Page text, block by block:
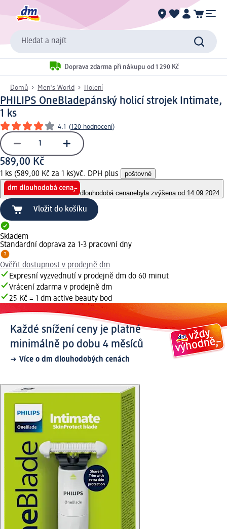
Hledat a najít
Doprava zdarma při nákupu od 1 290 Kč
Domů Men's World Holení
PHILIPS OneBladepánský holicí strojek Intimate,
1 ks
4.1 (120 hodnocení)
589,00 Kč
1 ks (589,00 Kč za 1 ks)vč. DPH plus poštovné
dlouhodobá cenanebyla zvýšena od 14.09.2024
Vložit do košíku
Skladem
Standardní doprava za 1-3 pracovní dny
Ověřit dostupnost v prodejně dm
Expresní vyzvednutí v prodejně dm do 60 minut
Vrácení zdarma v prodejně dm
25 Kč = 1 dm active beauty bod
Každé snížení ceny je platné
minimálně po dobu 4 měsíců
Více o dm dlouhodobých cenách